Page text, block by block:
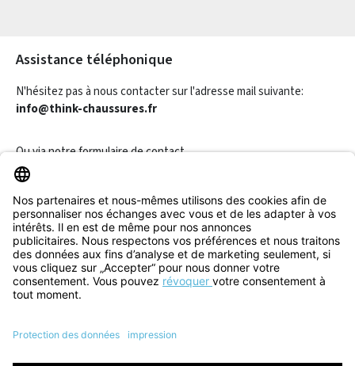
Assistance téléphonique
N'hésitez pas à nous contacter sur l'adresse mail suivante:
info@think-chaussures.fr
Ou via notreformulaire de contact.
Révoquer un contrat
Informations
Aide & Contact